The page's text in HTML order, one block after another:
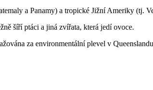
a Panamy) a tropické Jižní Ameriky (tj.
šíří ptáci a jiná zvířata, která jedí ovoce.
za environmentální plevel v